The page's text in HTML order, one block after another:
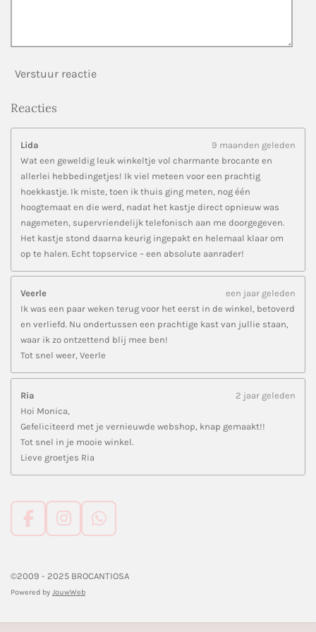
Verstuur reactie
Reacties
Lida
9 maanden geleden
Wat een geweldig leuk winkeltje vol charmante brocante en
allerlei hebbedingetjes! Ik viel meteen voor een prachtig
hoekkastje. Ik miste, toen ik thuis ging meten, nog één
hoogtemaat en die werd, nadat het kastje direct opnieuw was
nagemeten, supervriendelijk telefonisch aan me doorgegeven.
Het kastje stond daarna keurig ingepakt en helemaal klaar om
op te halen. Echt topservice – een absolute aanrader!
Veerle
een jaar geleden
Ik was een paar weken terug voor het eerst in de winkel, betoverd
en verliefd. Nu ondertussen een prachtige kast van jullie staan,
waar ik zo ontzettend blij mee ben!
Tot snel weer, Veerle
Ria
2 jaar geleden
Hoi Monica,
Gefeliciteerd met je vernieuwde webshop, knap gemaakt!!
Tot snel in je mooie winkel.
Lieve groetjes Ria
F
e
b
o
I
t
a
r
W
t
p
©2009 - 2025 BROCANTIOSA
Powered by JouwWeb